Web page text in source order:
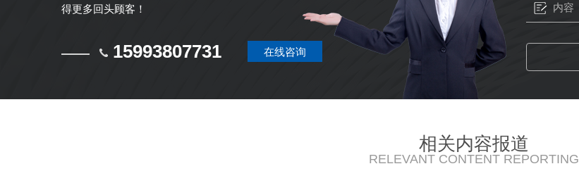
得更多回头顾客！
15993807731 在线咨询
相关内容报道
RELEVANT CONTENT REPORTING